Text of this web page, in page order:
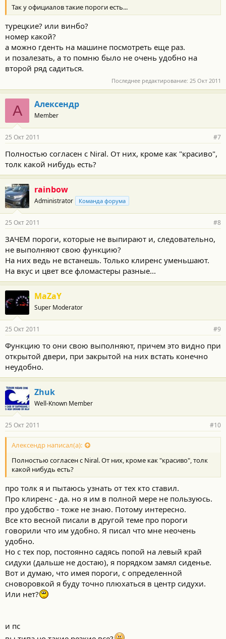
Так у официалов такие пороги есть...
турецкие? или винбо?
номер какой?
а можно гденть на машине посмотреть еще раз.
и позалезать, а то помню было не очень удобно на
второй ряд садиться.
Последнее редактирование: 25 Окт 2011
А Алексендр
Member
25 Окт 2011 #7
Полностью согласен с Niral. От них, кроме как "красиво",
толк какой нибудь есть?
rainbow
Administrator Команда форума
25 Окт 2011 #8
ЗАЧЕМ пороги, которые не выпирают и, следовательно,
не выполняют свою функцию?
На них ведь не встанешь. Только клиренс уменьшают.
На вкус и цвет все фломастеры разные...
MaZaY
Super Moderator
25 Окт 2011 #9
Функцию то они свою выполняют, причем это видно при
открытой двери, при закрытой на них встать конечно
неудобно.
Zhuk
Well-Known Member
25 Окт 2011 #10
Алексендр написал(а):
Полностью согласен с Niral. От них, кроме как "красиво", толк
какой нибудь есть?
про толк я и пытаюсь узнать от тех кто ставил.
Про клиренс - да. но я им в полной мере не пользуюсь.
про удобство - тоже не знаю. Потому интересно.
Все кто весной писали в другой теме про пороги
говорили что им удобно. Я писал что мне неочень
удобно.
Но с тех пор, постоянно садясь попой на левый край
сидухи (дальше не достаю), я порядком замял сиденье.
Вот и думаю, что имея пороги, с определенной
сноворовкой я буду точно плюхаться в центр сидухи.
Или нет?
и пс